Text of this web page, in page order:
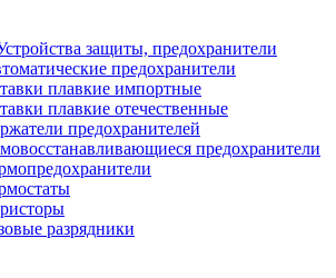
защиты, предохранители
предохранители
плавкие импортные
плавкие отечественные
предохранителей
предохранители
разрядники